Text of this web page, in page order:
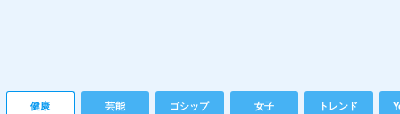
健康 芸能 ゴシップ 女子 トレンド